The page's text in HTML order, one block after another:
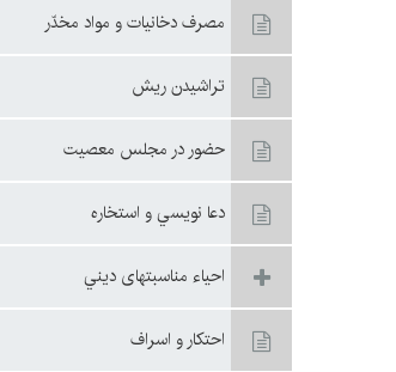
مصرف دخانيات و مواد مخدّر
تراشيدن ريش
حضور در مجلس معصيت
دعا نويسي و استخاره
احياء مناسبتهاى ديني
احتكار و اسراف